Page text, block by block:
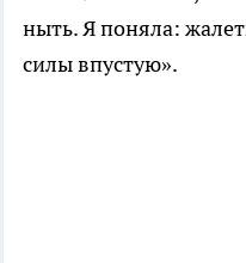
ныть. Я поняла:
силы впустую».